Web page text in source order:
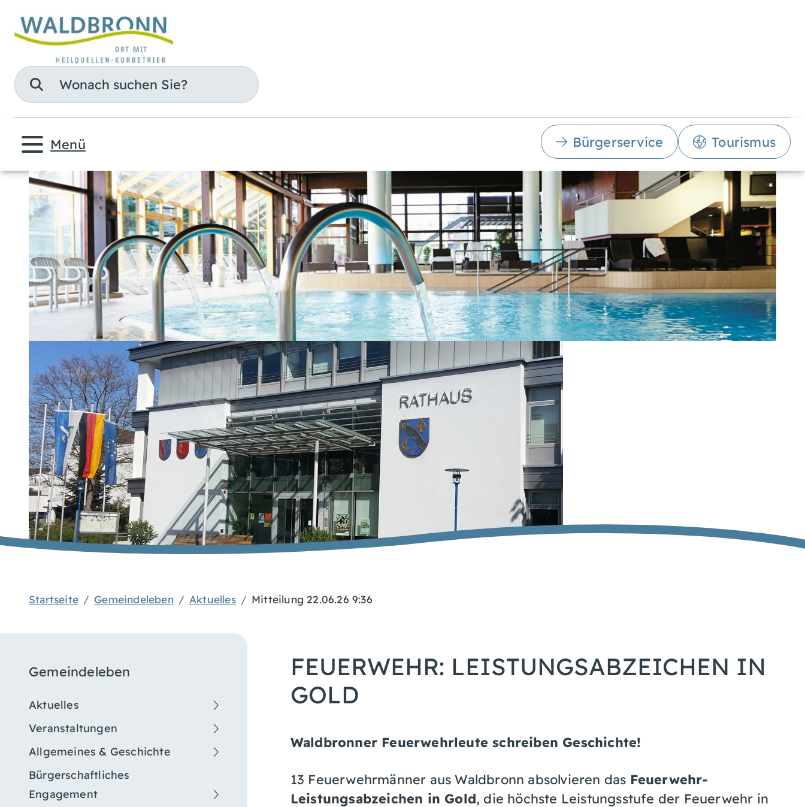
Suche
Menü Bürgerservice Tourismus
Startseite Gemeindeleben Aktuelles Mitteilung 22.06.26 9:36
Gemeindeleben
Aktuelles
Veranstaltungen
Allgemeines & Geschichte
Bürgerschaftliches
Engagement
FEUERWEHR: LEISTUNGSABZEICHEN IN
GOLD
Waldbronner Feuerwehrleute schreiben Geschichte!
13 Feuerwehrmänner aus Waldbronn absolvieren das Feuerwehr-
Leistungsabzeichen in Gold, die höchste Leistungsstufe der Feuerwehr in